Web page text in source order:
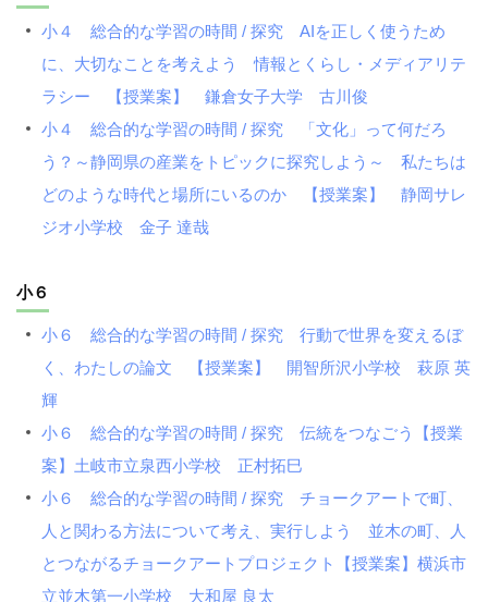
小４ 総合的な学習の時間 / 探究 AIを正しく使うため
に、大切なことを考えよう 情報とくらし・メディアリテ
ラシー 【授業案】 鎌倉女子大学 古川俊
小４ 総合的な学習の時間 / 探究 「文化」って何だろ
う？～静岡県の産業をトピックに探究しよう～ 私たちは
どのような時代と場所にいるのか 【授業案】 静岡サレ
ジオ小学校 金子 達哉
小６
小６ 総合的な学習の時間 / 探究 行動で世界を変えるぼ
く、わたしの論文 【授業案】 開智所沢小学校 萩原 英
輝
小６ 総合的な学習の時間 / 探究 伝統をつなごう【授業
案】土岐市立泉西小学校 正村拓巳
小６ 総合的な学習の時間 / 探究 チョークアートで町、
人と関わる方法について考え、実行しよう 並木の町、人
とつながるチョークアートプロジェクト【授業案】横浜市
立並木第一小学校 大和屋 良太